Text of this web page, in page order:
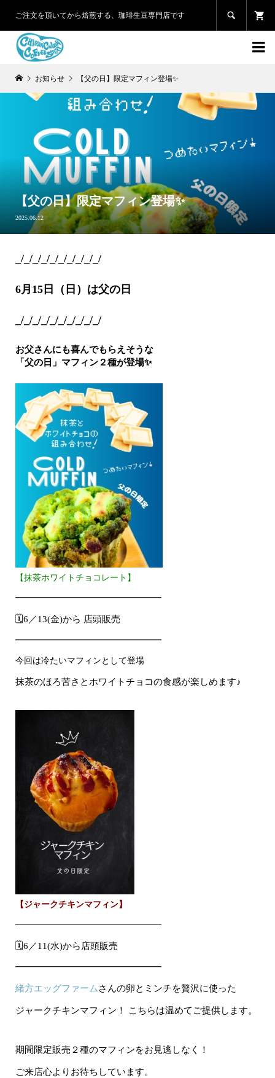
ご注文を頂いてから焙煎する、珈琲生豆専門店です 

お知らせ 【父の日】限定マフィン登場✨
【父の日】限定マフィン登場✨
2025.06.12
_/_/_/_/_/_/_/_/_/_/
6月15日（日）は父の日
_/_/_/_/_/_/_/_/_/_/
お父さんにも喜んでもらえそうな
「父の日」マフィン２種が登場✨
【抹茶ホワイトチョコレート】
━━━━━━━━━━━━━━━━━
🗓6／13(金)から 店頭販売
━━━━━━━━━━━━━━━━━
今回は冷たいマフィンとして登場
抹茶のほろ苦さとホワイトチョコの食感が楽しめます♪
【ジャークチキンマフィン】
━━━━━━━━━━━━━━━━━
🗓6／11(水)から店頭販売
━━━━━━━━━━━━━━━━━
緒方エッグファーム さんの卵とミンチを贅沢に使った
ジャークチキンマフィン！ こちらは温めてご提供します。
期間限定販売２種のマフィンをお見逃しなく！
ご来店心よりお待ちしています。